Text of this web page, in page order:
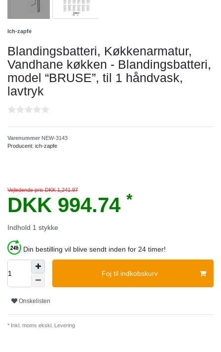
Ich-zapfe
Blandingsbatteri, Køkkenarmatur,
Vandhane køkken - Blandingsbatteri,
model “BRUSE”, til 1 håndvask,
lavtryk
Varenummer NEW-3143
Producent: ich-zapfe
Vejledende pris DKK 1,241.97
DKK 994.74 *
Indhold 1 stykke
Din bestilling vil blive sendt inden for 24 timer!
Foj til indkobskurv
Onskelisten
* Inkl. moms ekskl. Levering